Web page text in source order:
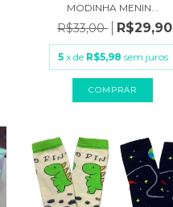
MODINHA MENIN...
R$33,00 R$29,90
5 x de R$5,98 sem juros
COMPRAR